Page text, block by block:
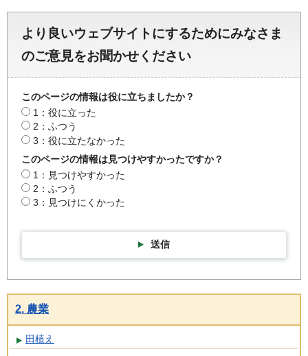
より良いウェブサイトにするためにみなさま
のご意見をお聞かせください
このページの情報は役に立ちましたか？
1：役に立った
2：ふつう
3：役に立たなかった
このページの情報は見つけやすかったですか？
1：見つけやすかった
2：ふつう
3：見つけにくかった
送信
2. 農業
田植え